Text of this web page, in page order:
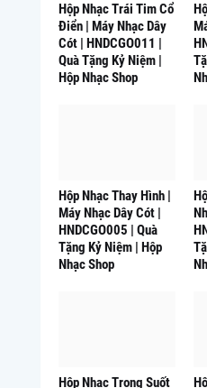
Hộp Nhạc Trái Tim Cổ
Điển | Máy Nhạc Dây
Cót | HNDCGO011 |
Quà Tặng Kỷ Niệm |
Hộp Nhạc Shop
Hộp Nhạc Thay Hình |
Máy Nhạc Dây Cót |
HNDCGO005 | Quà
Tặng Kỷ Niệm | Hộp
Nhạc Shop
Hộp Nhạc Trong Suốt